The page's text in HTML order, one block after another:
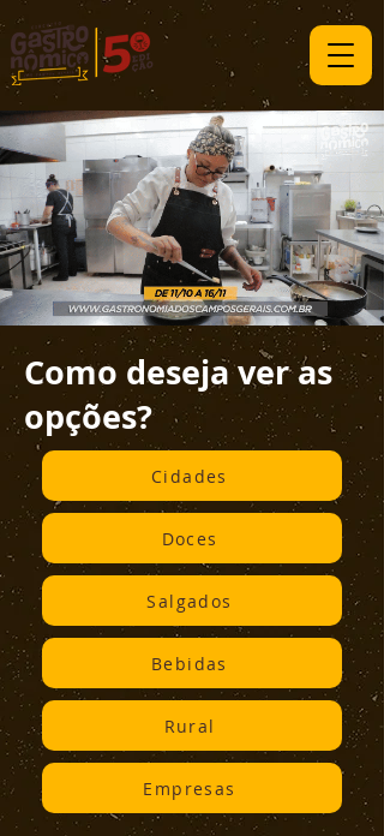
Como deseja ver as
opções?
Cidades
Doces
Salgados
Bebidas
Rural
Empresas